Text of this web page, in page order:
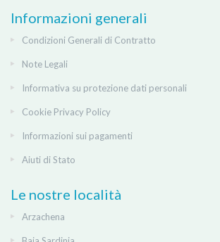
Informazioni generali
Condizioni Generali di Contratto
Note Legali
Informativa su protezione dati personali
Cookie Privacy Policy
Informazioni sui pagamenti
Aiuti di Stato
Le nostre località
Arzachena